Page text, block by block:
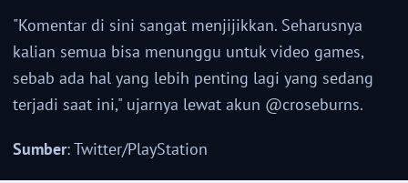
"Komentar di sini sangat menjijikkan. Seharusnya
kalian semua bisa menunggu untuk video games,
sebab ada hal yang lebih penting lagi yang sedang
terjadi saat ini," ujarnya lewat akun @croseburns.
Sumber: Twitter/PlayStation